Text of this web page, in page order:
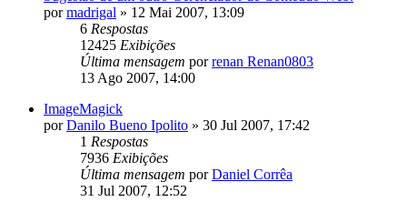
pormadrigal » 12 Mai 2007, 13:09
6 Respostas
12425 Exibições
Última mensagem porrenan Renan0803
13 Ago 2007, 14:00
ImageMagick
porDanilo Bueno Ipolito » 30 Jul 2007, 17:42
1 Respostas
7936 Exibições
Última mensagem porDaniel Corrêa
31 Jul 2007, 12:52